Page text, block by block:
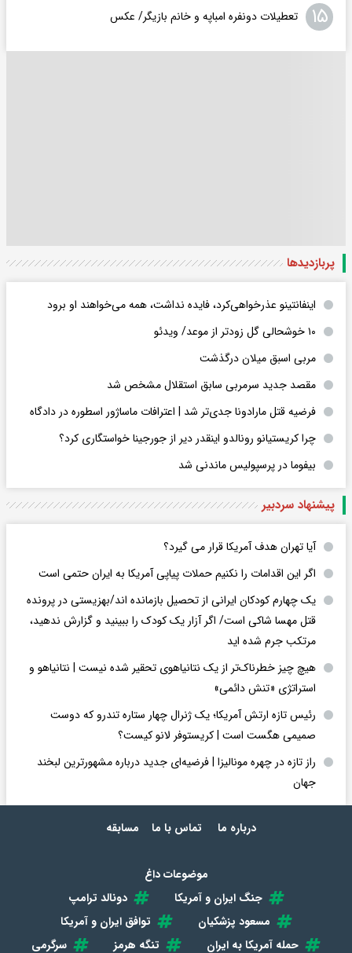
۱۵ تعطیلات دونفره امباپه و خانم بازیگر/ عکس
پربازدید‌ها
اینفانتینو عذرخواهی‌کرد، فایده نداشت، همه می‌خواهند او برود
۱۰ خوشحالی گل زودتر از موعد/ ویدئو
مربی اسبق میلان درگذشت
مقصد جدید سرمربی سابق استقلال مشخص شد
فرضیه قتل مارادونا جدی‌تر شد | اعترافات ماساژور اسطوره در دادگاه
چرا کریستیانو رونالدو اینقدر دیر از جورجینا خواستگاری کرد؟
بیفوما در پرسپولیس ماندنی شد
پیشنهاد سردبیر
آیا تهران هدف آمریکا قرار می گیرد؟
اگر این اقدامات را نکنیم حملات پیاپی آمریکا به ایران حتمی است
یک چهارم کودکان ایرانی از تحصیل بازمانده اند/بهزیستی در پرونده
قتل مهسا شاکی است/ اگر آزار یک کودک را ببینید و گزارش ندهید،
مرتکب جرم شده اید
هیچ چیز خطرناک‌تر از یک نتانیاهوی تحقیر شده نیست | نتانیاهو و
استراتژی «تنش دائمی»
رئیس تازه ارتش آمریکا؛ یک ژنرال چهار ستاره تندرو که دوست
صمیمی هگست است | کریستوفر لانو کیست؟
راز تازه در چهره مونالیزا | فرضیه‌ای جدید درباره مشهورترین لبخند
جهان
درباره ما تماس با ما مسابقه
موضوعات داغ
جنگ ایران و آمریکا
دونالد ترامپ
مسعود پزشکیان
توافق ایران و آمریکا
حمله آمریکا به ایران
تنگه هرمز سرگرمی